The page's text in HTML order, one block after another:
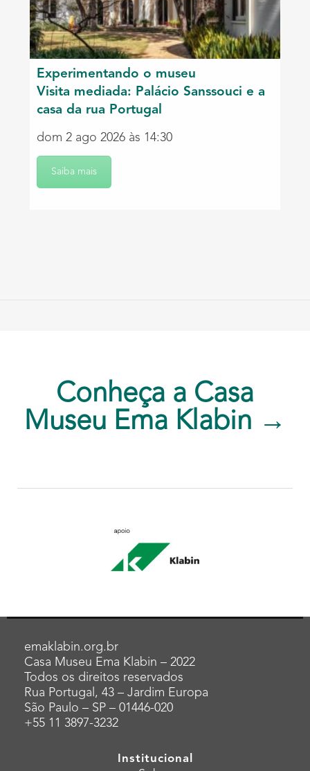
Experimentando o museu
Visita mediada: Palácio Sanssouci e a
casa da rua Portugal
dom 2 ago 2026 às 14:30
Saiba mais
Conheça a Casa
Museu Ema Klabin →
emaklabin.org.br
Casa Museu Ema Klabin – 2022
Todos os direitos reservados
Rua Portugal, 43 – Jardim Europa
São Paulo – SP – 01446-020
+55 11 3897-3232
Institucional